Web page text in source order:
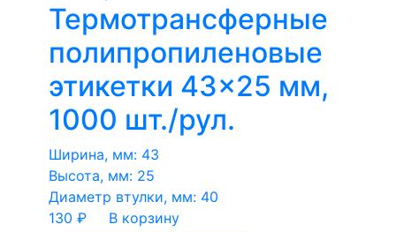
Термотрансферные
полипропиленовые
этикетки 43×25 мм,
1000 шт./рул.
Ширина, мм: 43
Высота, мм: 25
Диаметр втулки, мм: 40
130 ₽
В корзину